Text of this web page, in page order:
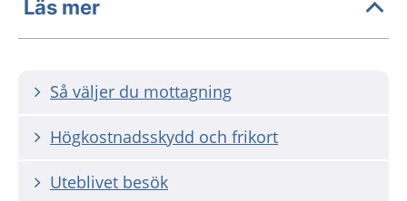
Läs mer
Så väljer du mottagning
Högkostnadsskydd och frikort
Uteblivet besök